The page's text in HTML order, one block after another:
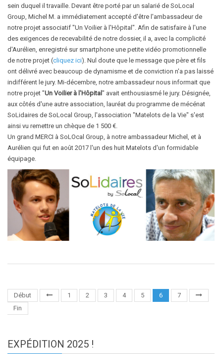
sein duquel il travaille. Devant être porté par un salarié de SoLocal
Group, Michel M. a immédiatement accepté d'être l'ambassadeur de
notre projet associatif "Un Voilier à l'Hôpital". Afin de satisfaire à l'une
des exigences de recevabilité de notre dossier, il a, avec la complicité
d'Aurélien, enregistré sur smartphone une petite vidéo promotionnelle
de notre projet (cliquez ici). Nul doute que le message que père et fils
ont délivré avec beaucoup de dynamisme et de conviction n'a pas laissé
indifférent le jury. Mi-décembre, notre ambassadeur nous informait que
notre projet "Un Voilier à l'Hôpital " avait enthousiasmé le jury. Désignée,
aux côtés d'une autre association, lauréat du programme de mécénat
SoLidaires de SoLocal Group, l'association "Matelots de la Vie" s'est
ainsi vu remettre un chèque de 1 500 €.
Un grand MERCI à SoLOcal Group, à notre ambassadeur Michel, et à
Aurélien qui fut en août 2017 l'un des huit Matelots d'un formidable
équipage.
Début 1 2 3 4 5 6
7
Fin
EXPÉDITION 2025 !